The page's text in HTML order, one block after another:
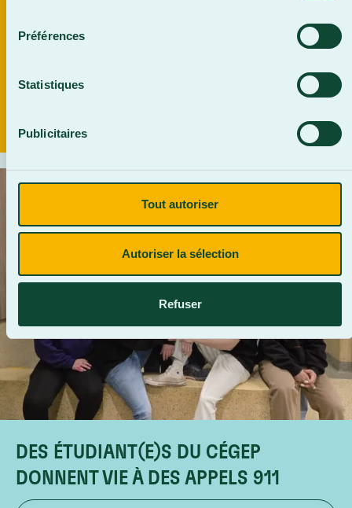
Préférences
Statistiques
Publicitaires
Tout autoriser
Autoriser la sélection
Refuser
DES ÉTUDIANT(E)S DU CÉGEP
DONNENT VIE À DES APPELS 911